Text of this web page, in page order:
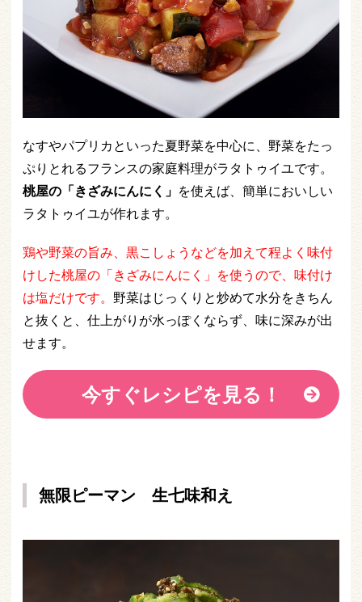
なすやパプリカといった夏野菜を中心に、野菜をたっ
ぷりとれるフランスの家庭料理がラタトゥイユです。
桃屋の「きざみにんにく」 を使えば、簡単においしい
ラタトゥイユが作れます。
鶏や野菜の旨み、黒こしょうなどを加えて程よく味付
けした桃屋の「きざみにんにく」を使うので、味付け
は塩だけです。 野菜はじっくりと炒めて水分をきちん
と抜くと、仕上がりが水っぽくならず、味に深みが出
せます。
今すぐレシピを見る！
無限ピーマン 生七味和え